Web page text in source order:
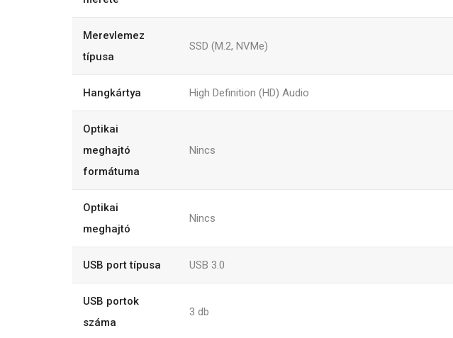
Merevlemez
típusa
SSD (M.2, NVMe)
Hangkártya High Definition (HD) Audio
Optikai
meghajtó
formátuma
Nincs
Optikai
meghajtó
Nincs
USB port típusa USB 3.0
USB portok
száma
3 db